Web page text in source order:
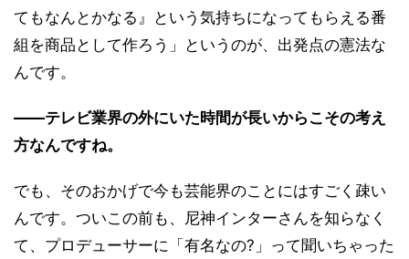
てもなんとかなる』という気持ちになってもらえる番
組を商品として作ろう」というのが、出発点の憲法な
んです。
――テレビ業界の外にいた時間が長いからこその考え
方なんですね。
でも、そのおかげで今も芸能界のことにはすごく疎い
んです。ついこの前も、尼神インターさんを知らなく
て、プロデューサーに「有名なの?」って聞いちゃった